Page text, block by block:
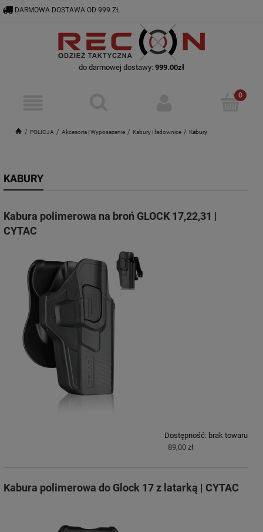
do darmowej dostawy: 999.00zł
POLICJA Akcesoria | Wyposażenie Kabury i ładownice Kabury
DARMOWA DOSTAWA OD 999 ZŁ
56 644 92 29
RECON@ODZIEZTAKTYCZNA.PL
KABURY
Kabura polimerowa na broń GLOCK 17,22,31 |
CYTAC
Dostępność: brak towaru
89,00 zł
Kabura polimerowa do Glock 17 z latarką | CYTAC